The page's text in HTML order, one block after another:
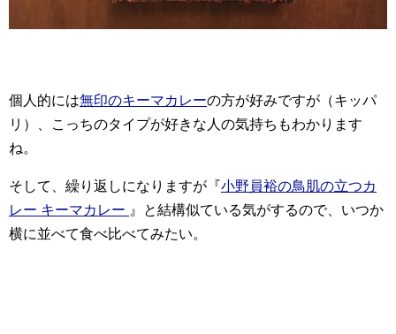
個人的には無印のキーマカレーの方が好みですが（キッパ
リ）、こっちのタイプが好きな人の気持ちもわかります
ね。
そして、繰り返しになりますが『小野員裕の鳥肌の立つカ
レー キーマカレー 』と結構似ている気がするので、いつか
横に並べて食べ比べてみたい。